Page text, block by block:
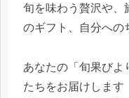
旬を味わう贅沢や、
のギフト、自分への
あなたの「旬果びよ
たちをお届けします